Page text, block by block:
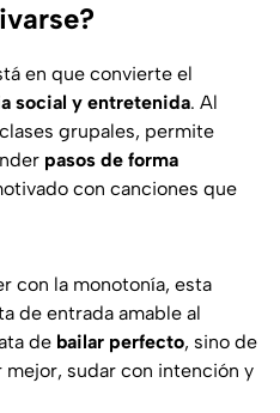
en que convierte el
social y entretenida. Al
grupales, permite
pasos de forma
con canciones que
con la monotonía, esta
de entrada amable al
de bailar perfecto, sino de
sudar con intención y